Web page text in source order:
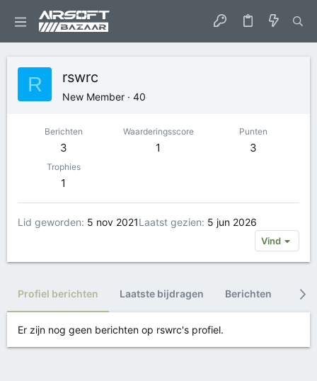
R rswrc
New Member · 40
Berichten
3
Waarderingsscore
1
Punten
3
Trophies
1
Lid geworden 5 nov 2021Laatst gezien 5 jun 2026
Vind
Profiel berichten Laatste bijdragen Berichten
Er zijn nog geen berichten op rswrc's profiel.